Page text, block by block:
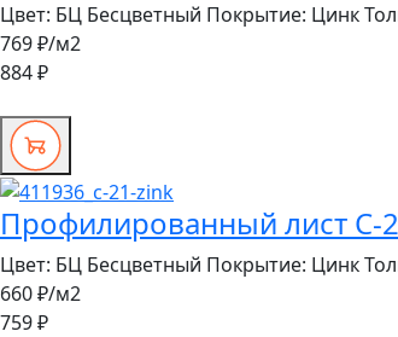
Цвет: БЦ Бесцветный Покрытие: Цинк
769 ₽/м2
884 ₽
Профилированный лист С-
Цвет: БЦ Бесцветный Покрытие: Цинк
660 ₽/м2
759 ₽